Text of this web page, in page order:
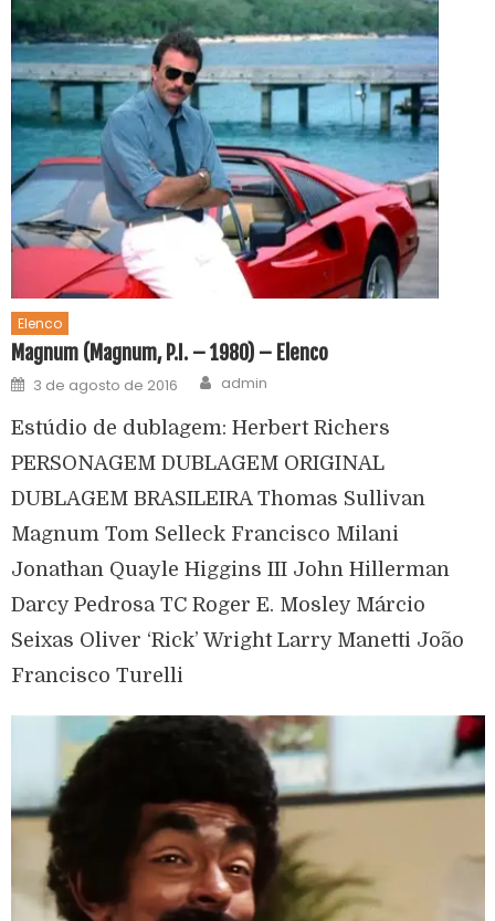
Elenco
Magnum (Magnum, P.I. – 1980) – Elenco
3 de agosto de 2016 admin
Estúdio de dublagem: Herbert Richers
PERSONAGEM DUBLAGEM ORIGINAL
DUBLAGEM BRASILEIRA Thomas Sullivan
Magnum Tom Selleck Francisco Milani
Jonathan Quayle Higgins III John Hillerman
Darcy Pedrosa TC Roger E. Mosley Márcio
Seixas Oliver ‘Rick’ Wright Larry Manetti João
Francisco Turelli